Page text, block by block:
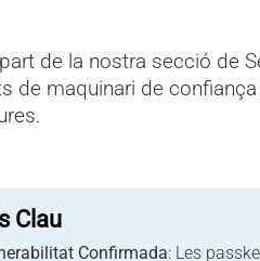
de la nostra secció de
de maquinari de
Clau
Confirmada: Les